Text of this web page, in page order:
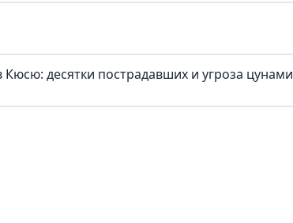
десятки пострадавших и угроза цунами